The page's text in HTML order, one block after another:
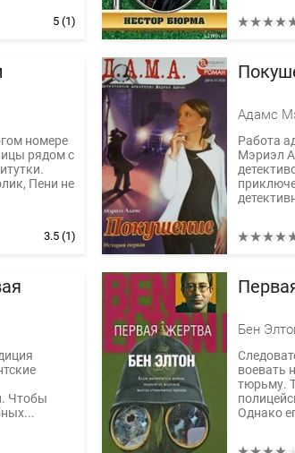
5 (1)
номере
рядом с
Пени не
3.5 (1)
Адамс
Работа
Мэриэл
Чтобы
Бен
воевать
тюрьму.
Однако